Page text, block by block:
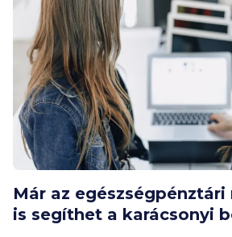
Már az
is segíthet a karácsonyi